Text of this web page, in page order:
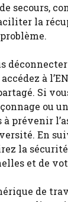
secours,
la
à
Si
ou
à prévenir
En
la
et de
de